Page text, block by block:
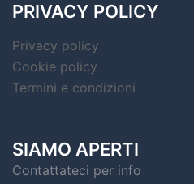
PRIVACY POLICY
Privacy policy
Cookie policy
Termini e condizioni
SIAMO APERTI
Contattateci per info